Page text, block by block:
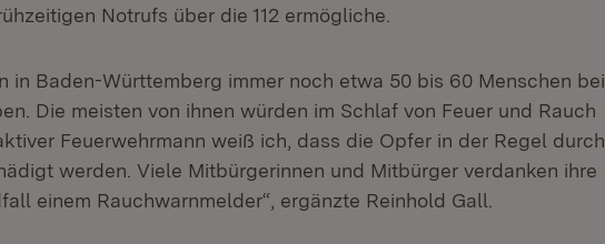
Notrufs über die 112 ermögliche.
in Baden-Württemberg immer noch etwa 50 bis 60 Menschen bei
Die meisten von ihnen würden im Schlaf von Feuer und Rauch
Feuerwehrmann weiß ich, dass die Opfer in der Regel durch
werden. Viele Mitbürgerinnen und Mitbürger verdanken ihre
einem Rauchwarnmelder“, ergänzte Reinhold Gall.